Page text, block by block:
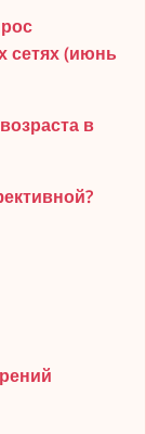
сетях (июнь
в